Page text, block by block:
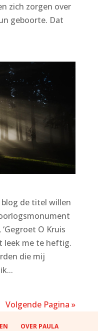
zich zorgen over
geboorte. Dat
blog de titel willen
O Kruis
leek me te heftig.
die mij
Volgende Pagina »
OVER PAULA